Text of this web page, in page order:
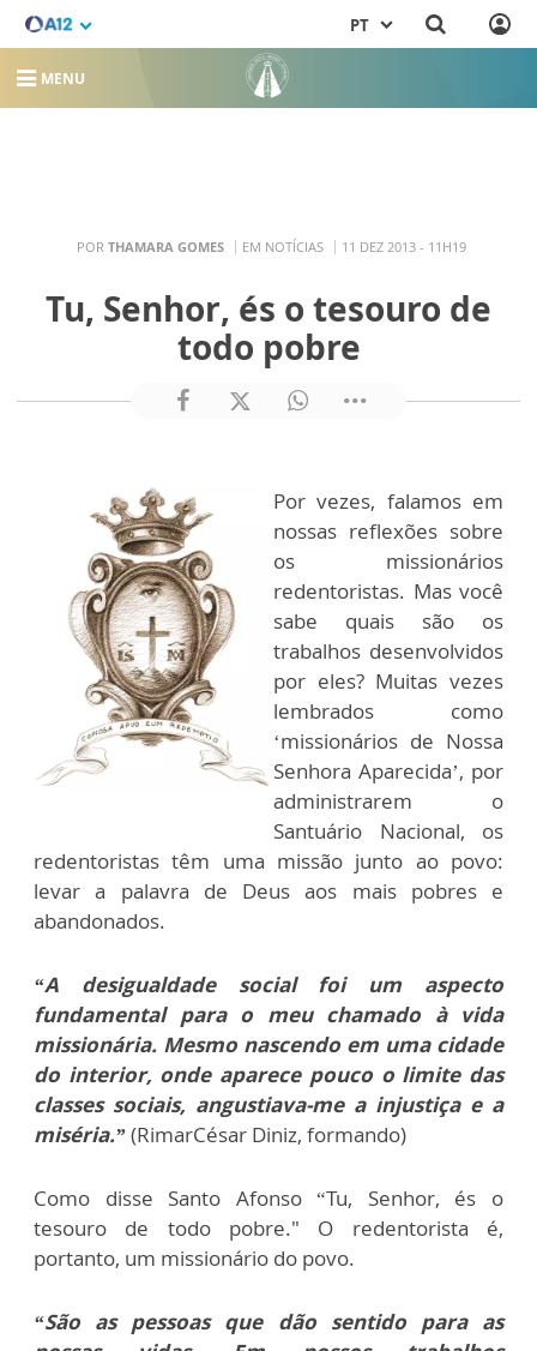
PT
MENU
POR THAMARA GOMES EM NOTÍCIAS 11 DEZ 2013 - 11H19
Tu, Senhor, és o tesouro de
todo pobre
Por vezes, falamos em
nossas reflexões sobre
os missionários
redentoristas. Mas você
sabe quais são os
trabalhos desenvolvidos
por eles? Muitas vezes
lembrados como
‘missionários de Nossa
Senhora Aparecida’, por
administrarem o
Santuário Nacional, os
redentoristas têm uma missão junto ao povo:
levar a palavra de Deus aos mais pobres e
abandonados.
“A desigualdade social foi um aspecto
fundamental para o meu chamado à vida
missionária. Mesmo nascendo em uma cidade
do interior, onde aparece pouco o limite das
classes sociais, angustiava-me a injustiça e a
miséria.”(RimarCésar Diniz, formando)
Como disse Santo Afonso “Tu, Senhor, és o
tesouro de todo pobre." O redentorista é,
portanto, um missionário do povo.
“São as pessoas que dão sentido para as